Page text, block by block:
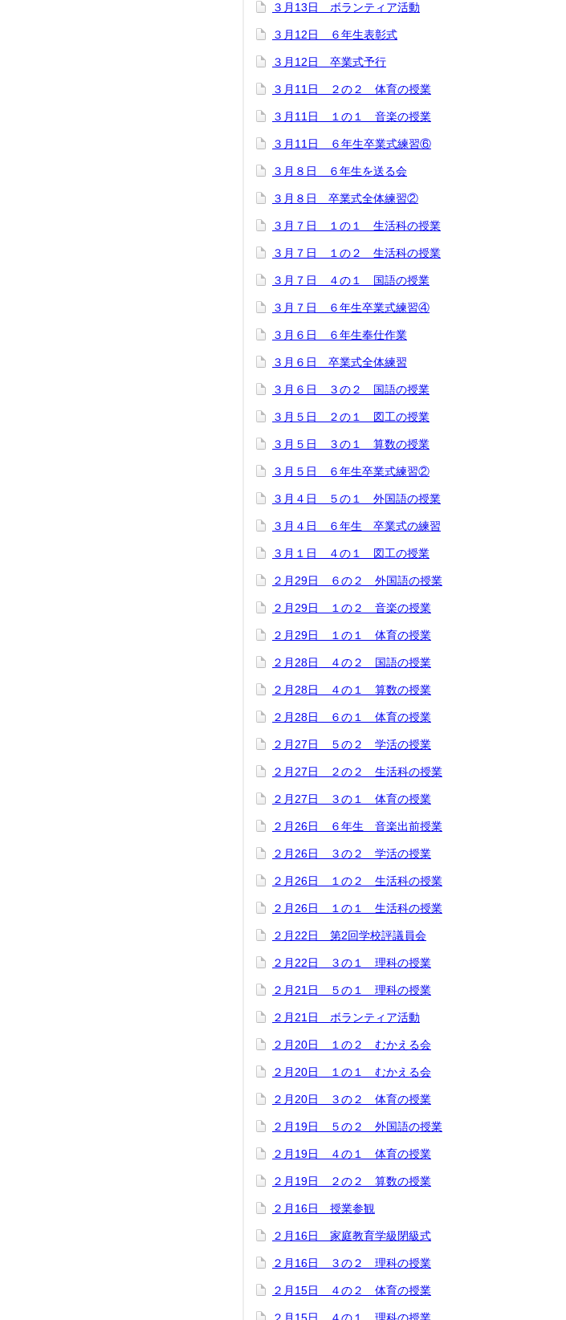
３月13日 ボランティア活動
３月12日 ６年生表彰式
３月12日 卒業式予行
３月11日 ２の２ 体育の授業
３月11日 １の１ 音楽の授業
３月11日 ６年生卒業式練習⑥
３月８日 ６年生を送る会
３月８日 卒業式全体練習②
３月７日 １の１ 生活科の授業
３月７日 １の２ 生活科の授業
３月７日 ４の１ 国語の授業
３月７日 ６年生卒業式練習④
３月６日 ６年生奉仕作業
３月６日 卒業式全体練習
３月６日 ３の２ 国語の授業
３月５日 ２の１ 図工の授業
３月５日 ３の１ 算数の授業
３月５日 ６年生卒業式練習②
３月４日 ５の１ 外国語の授業
３月４日 ６年生 卒業式の練習
３月１日 ４の１ 図工の授業
２月29日 ６の２ 外国語の授業
２月29日 １の２ 音楽の授業
２月29日 １の１ 体育の授業
２月28日 ４の２ 国語の授業
２月28日 ４の１ 算数の授業
２月28日 ６の１ 体育の授業
２月27日 ５の２ 学活の授業
２月27日 ２の２ 生活科の授業
２月27日 ３の１ 体育の授業
２月26日 ６年生 音楽出前授業
２月26日 ３の２ 学活の授業
２月26日 １の２ 生活科の授業
２月26日 １の１ 生活科の授業
２月22日 第2回学校評議員会
２月22日 ３の１ 理科の授業
２月21日 ５の１ 理科の授業
２月21日 ボランティア活動
２月20日 １の２ むかえる会
２月20日 １の１ むかえる会
２月20日 ３の２ 体育の授業
２月19日 ５の２ 外国語の授業
２月19日 ４の１ 体育の授業
２月19日 ２の２ 算数の授業
２月16日 授業参観
２月16日 家庭教育学級閉級式
２月16日 ３の２ 理科の授業
２月15日 ４の２ 体育の授業